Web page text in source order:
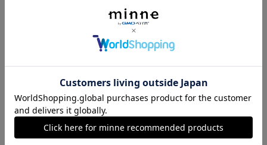
petit necklace/pink
1,800円